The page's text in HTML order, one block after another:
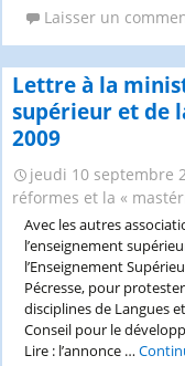
Laisser un
Lettre à la
supérieur et de
2009
jeudi 10 septembre
réformes et la «
Avec les autres
l’enseignement
l’Enseignement
Pécresse, pour
disciplines de Langues
Conseil pour le
Lire : l’annonce …